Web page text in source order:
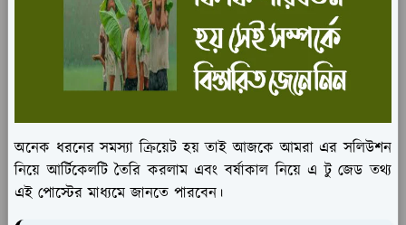
অনেক ধরনের সমস্যা ক্রিয়েট হয় তাই আজকে আমরা এর সলিউশন
নিয়ে আর্টিকেলটি তৈরি করলাম এবং বর্ষাকাল নিয়ে এ টু জেড তথ্য
এই পোস্টের মাধ্যমে জানতে পারবেন।